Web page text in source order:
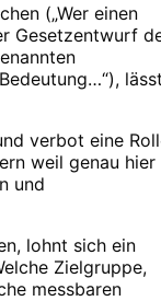
(„Wer einen
Gesetzentwurf
verbot eine
weil genau hier
und
lohnt sich ein
Zielgruppe,
messbaren